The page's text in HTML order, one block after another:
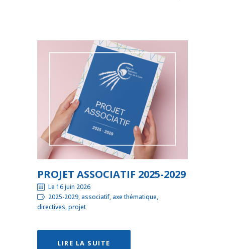
PROJET ASSOCIATIF 2025-2029
Le 16 juin 2026
2025-2029, associatif, axe thématique,
directives, projet
LIRE LA SUITE